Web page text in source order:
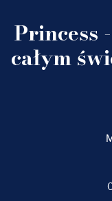
Princess
całym